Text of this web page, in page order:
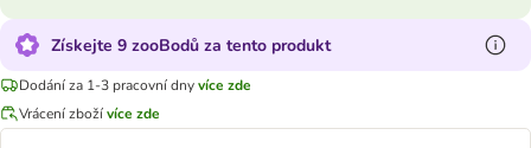
Získejte 9 zooBodů za tento produkt
Dodání za 1-3 pracovní dnyvíce zde
Vrácení zbožívíce zde